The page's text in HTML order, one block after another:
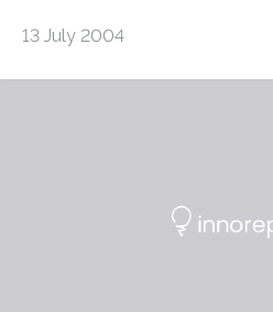
13 July 2004